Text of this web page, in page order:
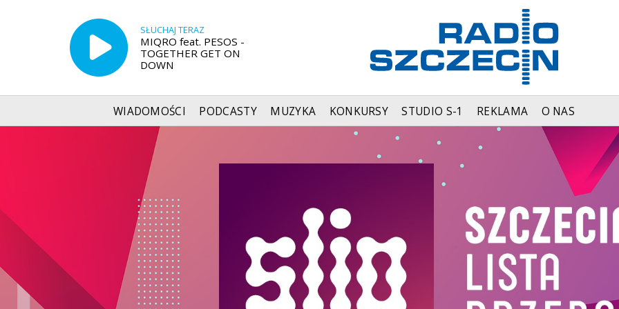
SŁUCHAJ TERAZ
MIQRO feat. PESOS -
TOGETHER GET ON
DOWN
WIADOMOŚCI PODCASTY MUZYKA KONKURSY STUDIO S-1 REKLAMA O NAS